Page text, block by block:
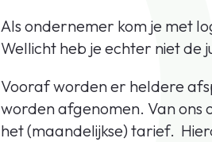
Als ondernemer kom je met
Wellicht heb je echter niet de
Vooraf worden er heldere
worden afgenomen. Van
het (maandelijkse) tarief.